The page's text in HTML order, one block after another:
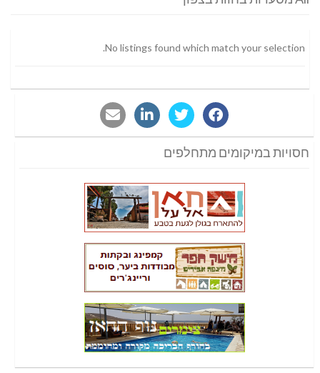
No listings found which match your selection.
חסויות במיקומים מתחלפים